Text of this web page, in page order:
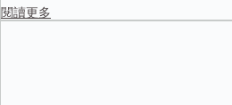
善的資源分配、計價和管理功能，讓義大
閱讀更多